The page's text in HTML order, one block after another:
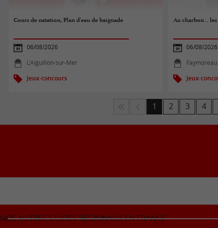
Cours de natation, Plan d'eau de baignade
06/08/2026
L'Aiguillon-sur-Mer
Jeux-concours
Au charbon...
06/08/2026
Faymoreau
Jeux-
1 2 3 4
NOS AUTRES GUIDES RÉGIONAUX EN FRANCE